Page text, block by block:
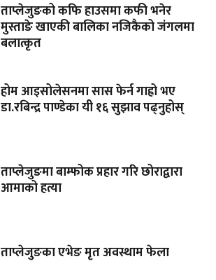
ताप्लेजुङको कफि हाउसमा कफी भनेर
मुस्ताङे खाएकी बालिका नजिकैको जंगलमा
बलात्कृत
होम आइसोलेसनमा सास फेर्न गाह्रो भए
डा.रबिन्द्र पाण्डेका यी १६ सुझाव पढ्नुहोस्
ताप्लेजुङमा बाम्फोक प्रहार गरि छोराद्वारा
आमाको हत्या
ताप्लेजुङका एभेङ मृत अवस्थाम फेला